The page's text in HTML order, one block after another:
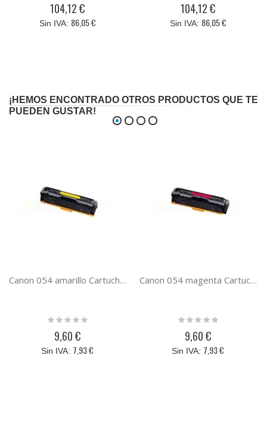
104,12 €
86,05 €
104,12 €
86,05 €
¡HEMOS ENCONTRADO OTROS PRODUCTOS QUE TE
PUEDEN GUSTAR!
Canon 054 amarillo Cartucho de toner compatible 3021C002
Rating:
9,60 €
7,93 €
Canon 054 magenta Cartucho de toner compatible 3022C002
Rating:
9,60 €
7,93 €